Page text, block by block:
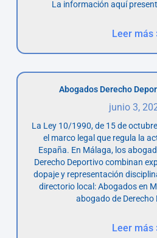
La información aquí
Leer más
Abogados Derecho
junio 3,
La Ley 10/1990, de 15 de
el marco legal que regula la
España. En Málaga, los
Derecho Deportivo combinan
dopaje y representación
directorio local: Abogados en
abogado de Derecho
Leer más